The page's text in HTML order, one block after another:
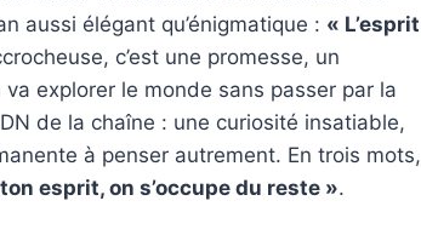
aussi élégant qu’énigmatique : « L’esprit
c’est une promesse, un
explorer le monde sans passer par la
de la chaîne : une curiosité insatiable,
à penser autrement. En trois mots,
esprit, on s’occupe du reste ».